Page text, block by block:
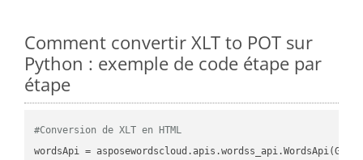
Comment convertir XLT to POT sur
Python : exemple de code étape par
étape
#Conversion de XLT en HTML
wordsApi =